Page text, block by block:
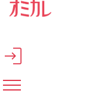
メインコンテンツへスキ